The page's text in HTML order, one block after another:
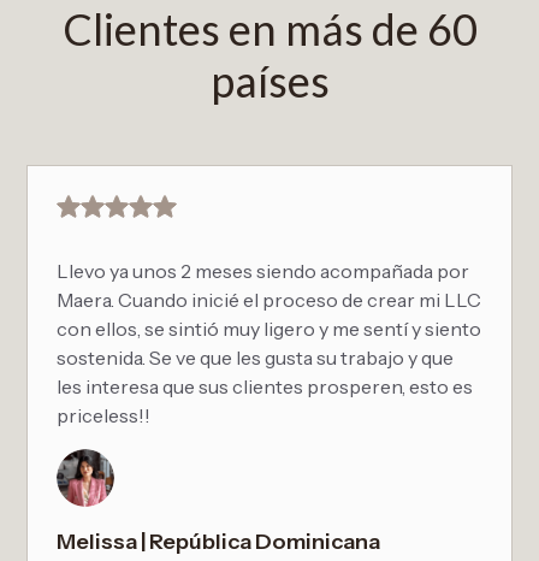
Clientes en más de 60
países
Llevo ya unos 2 meses siendo acompañada por
Maera. Cuando inicié el proceso de crear mi LLC
con ellos, se sintió muy ligero y me sentí y siento
sostenida. Se ve que les gusta su trabajo y que
les interesa que sus clientes prosperen, esto es
priceless!!
Melissa | República Dominicana